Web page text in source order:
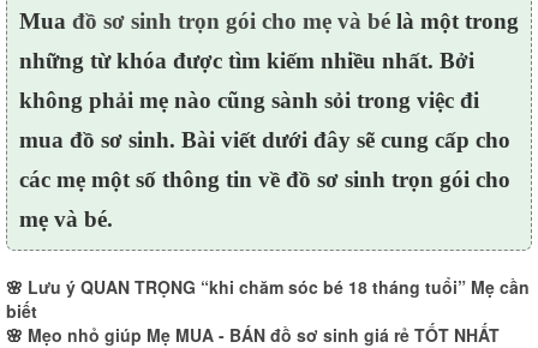
Mua đồ sơ sinh trọn gói cho mẹ và bé là một trong
những từ khóa được tìm kiếm nhiều nhất. Bởi
không phải mẹ nào cũng sành sỏi trong việc đi
mua đồ sơ sinh. Bài viết dưới đây sẽ cung cấp cho
các mẹ một số thông tin về đồ sơ sinh trọn gói cho
mẹ và bé.
🌸 Lưu ý QUAN TRỌNG “khi chăm sóc bé 18 tháng tuổi” Mẹ cần
biết
🌸 Mẹo nhỏ giúp Mẹ MUA - BÁN đồ sơ sinh giá rẻ TỐT NHẤT